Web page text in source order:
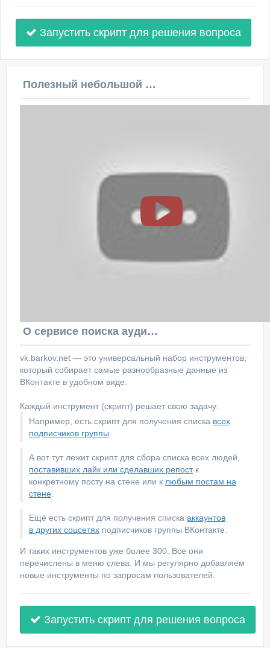
Запустить скрипт для решения вопроса
Полезный небольшой видеоурок по этой теме
О сервисе поиска аудитории ВКонтакте
vk.barkov.net — это универсальный набор инструментов,
который собирает самые разнообразные данные из
ВКонтакте в удобном виде.
Каждый инструмент (скрипт) решает свою задачу:
Например, есть скрипт для получения списка всех
подписчиков группы
А вот тут лежит скрипт для сбора списка всех людей,
поставивших лайк или сделавших репостк
конкретному посту на стене или к любым постам на
стене
Ещё есть скрипт для получения списка аккаунтов
в других соцсетях подписчиков группы ВКонтакте.
И таких инструментов уже более 300. Все они
перечислены в меню слева. И мы регулярно добавляем
новые инструменты по запросам пользователей.
Запустить скрипт для решения вопроса